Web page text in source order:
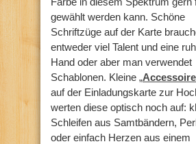
gewählt werden kann. Schöne
Schriftzüge auf der Karte
entweder viel Talent und eine
Hand oder aber man verwendet
Schablonen. Kleine „
auf der Einladungskarte zur
werten diese optisch noch auf:
Schleifen aus Samtbändern,
oder einfach Herzen aus einem